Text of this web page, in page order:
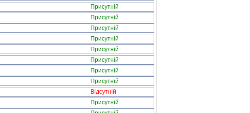
Присутній
Присутній
Присутній
Присутній
Присутній
Присутній
Присутній
Присутній
Відсутній
Присутній